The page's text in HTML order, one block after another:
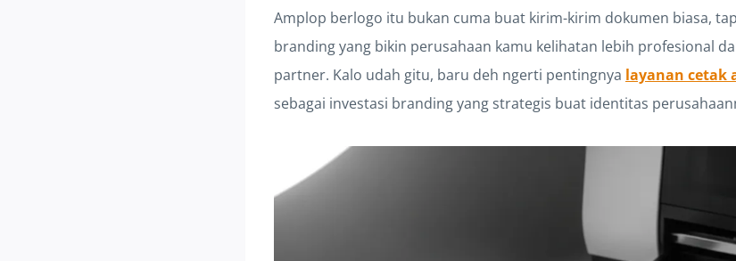
Amplop berlogo itu bukan cuma buat kirim-kirim dokumen biasa,
branding yang bikin perusahaan kamu kelihatan lebih profesional
partner. Kalo udah gitu, baru deh ngerti pentingnya layanan cetak
sebagai investasi branding yang strategis buat identitas